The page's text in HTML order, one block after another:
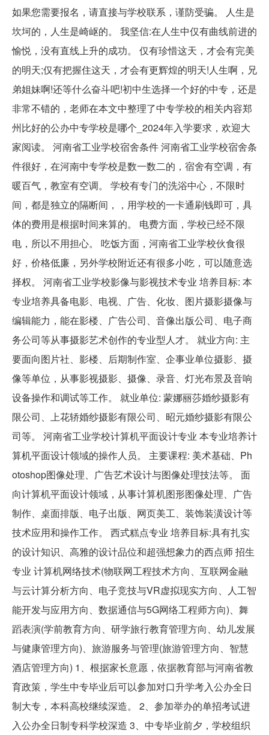
如果您需要报名，请直接与学校联系，谨防受骗。 人生是
坎坷的，人生是崎岖的。 我坚信:在人生中仅有曲线前进的
愉悦，没有直线上升的成功。 仅有珍惜这天，才会有完美
的明天;仅有把握住这天，才会有更辉煌的明天!人生啊，兄
弟姐妹啊!还等什么奋斗吧!初中生选择一个好的中专，还是
非常不错的，老师在本文中整理了中专学校的相关内容郑
州比好的公办中专学校是哪个_2024年入学要求，欢迎大
家阅读。 河南省工业学校宿舍条件 河南省工业学校宿舍条
件很好，在河南中专学校是数一数二的，宿舍有空调，有
暖百气，教室有空调。 学校有专门的洗浴中心，不限时
间，都是独立的隔断间，，用学校的一卡通刷钱即可，具
体的费用是根据时间来算的。 电费方面，学校已经不限
电，所以不用担心。 吃饭方面，河南省工业学校伙食很
好，价格低廉，另外学校附近还有很多小吃，可以随意选
择权。 河南省工业学校影像与影视技术专业 培养目标: 本
专业培养具备电影、电视、广告、化妆、图片摄影摄像与
编辑能力，能在影楼、广告公司、音像出版公司、电子商
务公司等从事摄影艺术创作的专业型人才。 就业方向: 主
要面向图片社、影楼、后期制作室、企事业单位摄影、摄
像等单位，从事影视摄影、摄像、录音、灯光布景及音响
设备操作和调试等工作。 就业单位: 蒙娜丽莎婚纱摄影有
限公司、上花轿婚纱摄影有限公司、昭元婚纱摄影有限公
司等。 河南省工业学校计算机平面设计专业 本专业培养计
算机平面设计领域的操作人员。 主要课程: 美术基础、Ph
otoshop图像处理、广告艺术设计与图像处理技法等。 面
向计算机平面设计领域，从事计算机图形图像处理、广告
制作、桌面排版、电子出版、网页美工、装饰装潢设计等
技术应用和操作工作。 西式糕点专业 培养目标:具有扎实
的设计知识、高雅的设计品位和超强想象力的西点师 招生
专业 计算机网络技术(物联网工程技术方向、互联网金融
与云计算分析方向、电子竞技与VR虚拟现实方向、人工智
能开发与应用方向、数据通信与5G网络工程师方向)、舞
蹈表演(学前教育方向、研学旅行教育管理方向、幼儿发展
与健康管理方向)、旅游服务与管理(旅游管理方向、智慧
酒店管理方向) 1、根据家长意愿，依据教育部与河南省教
育政策，学生中专毕业后可以参加对口升学考入公办全日
制大专，本科高校继续深造。 2、参加举办的单招考试进
入公办全日制专科学校深造 3、中专毕业前夕，学校组织